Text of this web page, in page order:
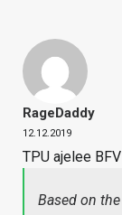
RageDaddy
12.12.2019
TPU ajelee
Based on